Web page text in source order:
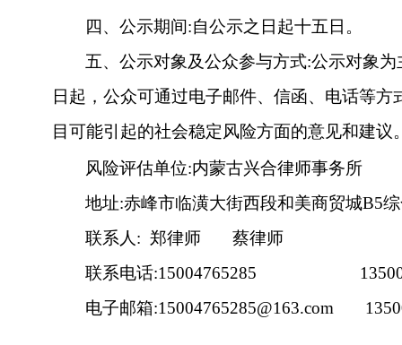
四、公示期间:自公示之日起十五日 。
五、公示对象及公众参与方式:公示对象为
日起，公众可通过电子邮件、信函、电话等
目可能引起的社会稳定风险方面的意见和建议
风险评估单位:内蒙古兴合律师事务所
地址:赤峰市临潢大街西段和美商贸城B5
联系人 : 郑律师
蔡律师
联系电话:15004765285
电子邮箱:15004765285@163.com